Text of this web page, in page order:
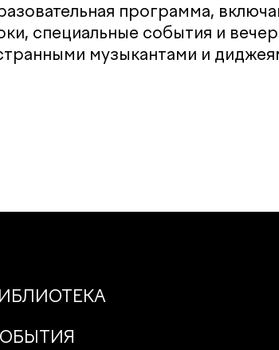
программа,
специальные события и
музыкантами и